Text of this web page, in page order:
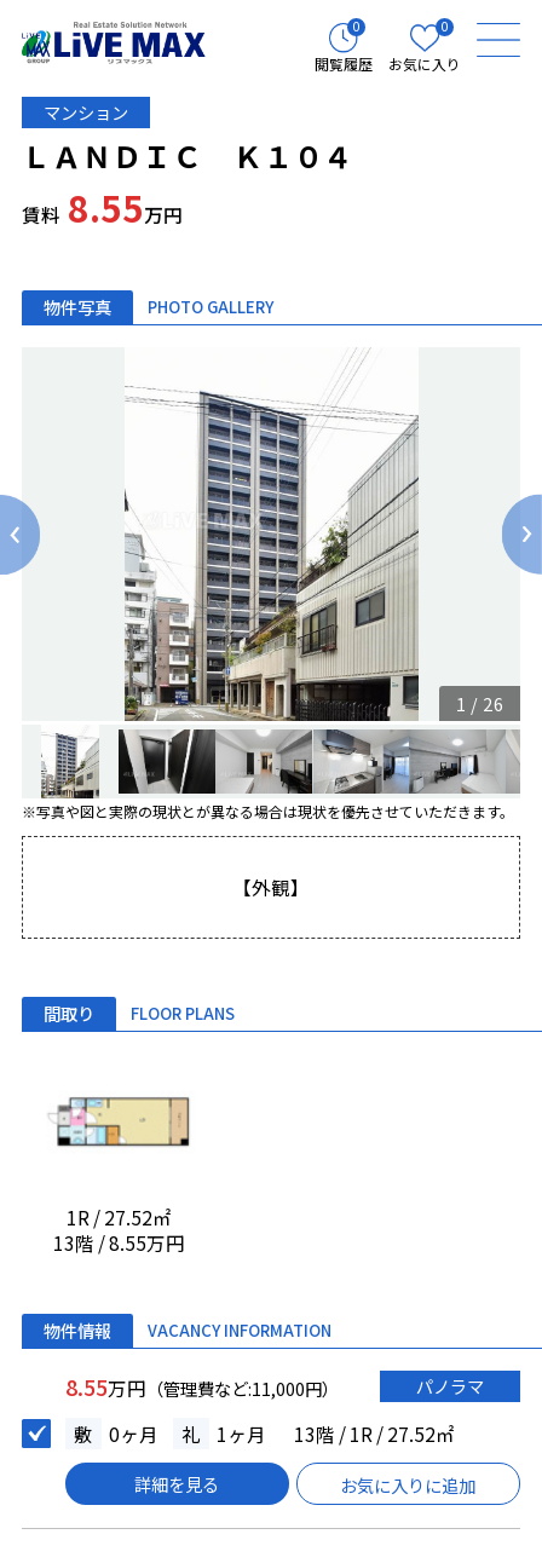
0
閲覧履歴
0
お気に入り
マンション
ＬＡＮＤＩＣ Ｋ１０４
賃料 8.55万円
物件写真 PHOTO GALLERY
1 / 26
※写真や図と実際の現状とが異なる場合は現状を優先させていただきます。
【外観】
間取り FLOOR PLANS
1R / 27.52㎡
13階 / 8.55万円
物件情報 VACANCY INFORMATION
8.55万円 （管理費など:11,000円） パノラマ
敷 0ヶ月 礼 1ヶ月 13階 / 1R / 27.52㎡
詳細を見る お気に入りに追加